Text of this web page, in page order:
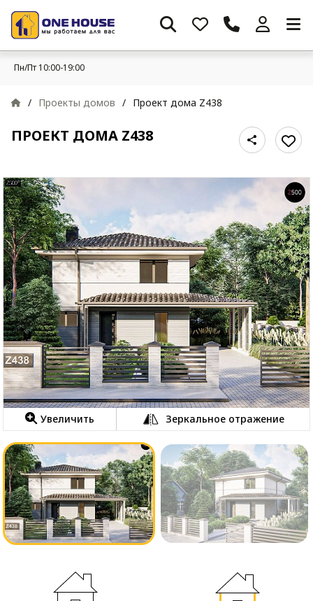
Пн/Пт 10:00-19:00
/ Проекты домов / Проект дома Z438
ПРОЕКТ ДОМА Z438
Увеличить Зеркальное отражение